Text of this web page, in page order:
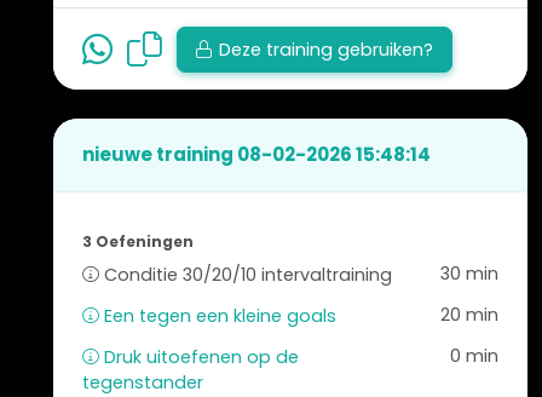
Deze training gebruiken?
nieuwe training 08-02-2026 15:48:14
3 Oefeningen
Conditie 30/20/10 intervaltraining
30 min
Een tegen een kleine goals
20 min
Druk uitoefenen op de
tegenstander
0 min